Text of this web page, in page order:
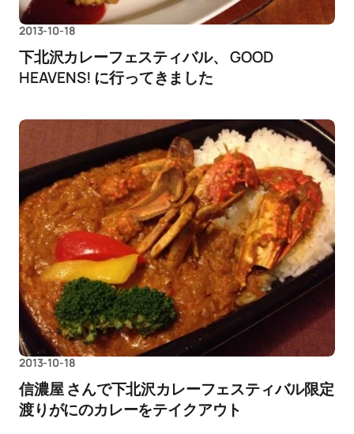
2013-10-18
下北沢カレーフェスティバル、 GOOD
HEAVENS! に行ってきました
2013-10-18
信濃屋 さんで下北沢カレーフェスティバル限定
渡りがにのカレーをテイクアウト